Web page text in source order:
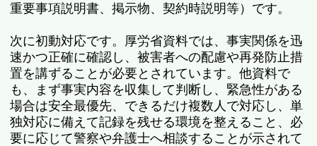
重要事項説明書、掲示物、契約時説明等）です。
次に初動対応です。厚労省資料では、事実関係を迅
速かつ正確に確認し、被害者への配慮や再発防止措
置を講ずることが必要とされています。他資料で
も、まず事実内容を収集して判断し、緊急性がある
場合は安全最優先、できるだけ複数人で対応し、単
独対応に備えて記録を残せる環境を整えること、必
要に応じて警察や弁護士へ相談することが示されて